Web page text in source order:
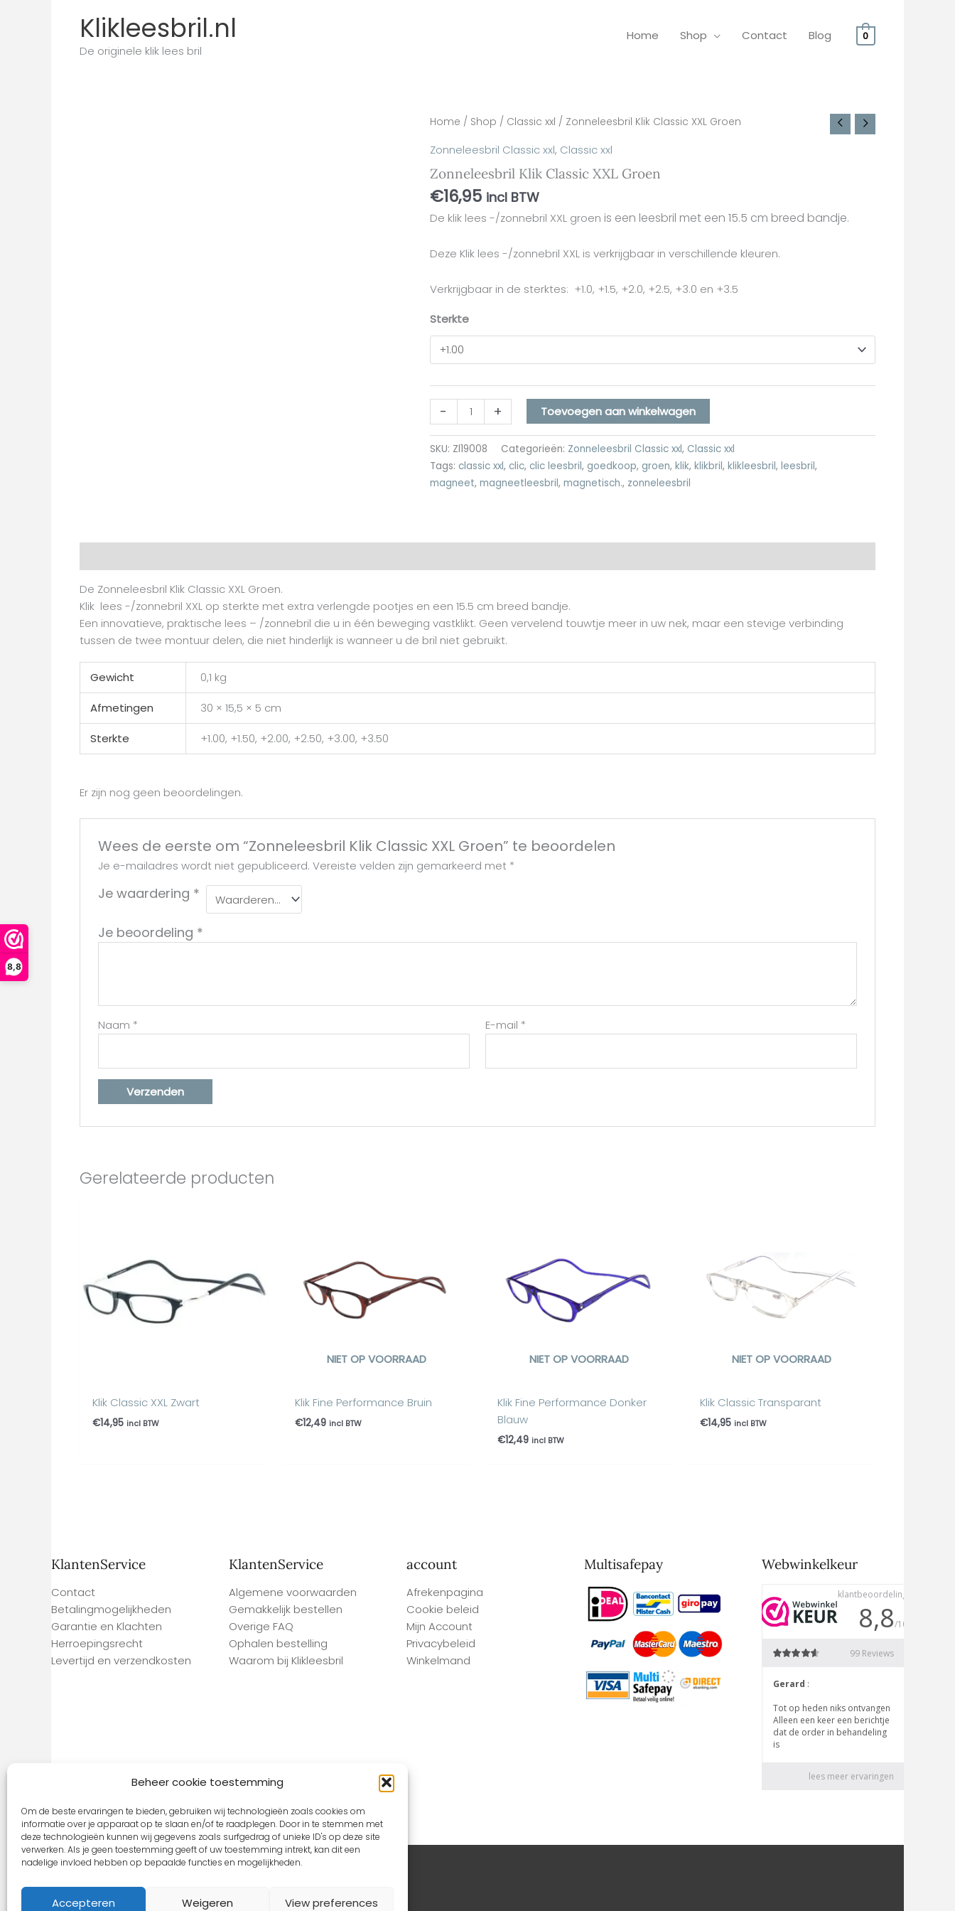
8,8
Beheer cookie toestemming
Om de beste ervaringen te bieden, gebruiken wij technologieën zoals cookies om
informatie over je apparaat op te slaan en/of te raadplegen. Door in te stemmen met
deze technologieën kunnen wij gegevens zoals surfgedrag of unieke ID's op deze site
verwerken. Als je geen toestemming geeft of uw toestemming intrekt, kan dit een
nadelige invloed hebben op bepaalde functies en mogelijkheden.
Accepteren Weigeren View preferences
Klikleesbril.nl
De originele klik lees bril
Home Shop Contact Blog 0
Home / Shop / Classic xxl / Zonneleesbril Klik Classic XXL Groen
Zonneleesbril Classic xxl, Classic xxl
Zonneleesbril Klik Classic XXL Groen
€16,95 incl BTW
De klik lees -/zonnebril XXL groen is een leesbril met een 15.5 cm breed bandje.
Deze Klik lees -/zonnebril XXL is verkrijgbaar in verschillende kleuren.
Verkrijgbaar in de sterktes: +1.0, +1.5, +2.0, +2.5, +3.0 en +3.5
Sterkte
-
Zonneleesbril
Classic
XXL
Groen
aantal
+ Toevoegen aan winkelwagen
SKU: Zl19008 Categorieën: Zonneleesbril Classic xxl, Classic xxl
Tags: classic xxl, clic, clic leesbril, goedkoop, groen, klik, klikbril, klikleesbril, leesbril,
magneet, magneetleesbril, magnetisch., zonneleesbril
De Zonneleesbril Klik Classic XXL Groen.
Klik lees -/zonnebril XXL op sterkte met extra verlengde pootjes en een 15.5 cm breed bandje.
Een innovatieve, praktische lees – /zonnebril die u in één beweging vastklikt. Geen vervelend touwtje meer in uw nek, maar een stevige verbinding
tussen de twee montuur delen, die niet hinderlijk is wanneer u de bril niet gebruikt.
Gewicht 0,1 kg
Afmetingen 30 × 15,5 × 5 cm
Sterkte +1.00, +1.50, +2.00, +2.50, +3.00, +3.50
Er zijn nog geen beoordelingen.
Wees de eerste om “Zonneleesbril Klik Classic XXL Groen” te beoordelen
Je e-mailadres wordt niet gepubliceerd. Vereiste velden zijn gemarkeerd met *
Je waardering *
Je beoordeling *
Naam * E-mail *
Gerelateerde producten
Klik Classic XXL Zwart
€14,95 incl BTW
NIET OP VOORRAAD
Klik Fine Performance Bruin
€12,49 incl BTW
NIET OP VOORRAAD
Klik Fine Performance Donker
Blauw
€12,49 incl BTW
NIET OP VOORRAAD
Klik Classic Transparant
€14,95 incl BTW
KlantenService
Contact
Betalingmogelijkheden
Garantie en Klachten
Herroepingsrecht
Levertijd en verzendkosten
KlantenService
Algemene voorwaarden
Gemakkelijk bestellen
Overige FAQ
Ophalen bestelling
Waarom bij Klikleesbril
account
Afrekenpagina
Cookie beleid
Mijn Account
Privacybeleid
Winkelmand
Multisafepay Webwinkelkeur
Copyright © 2026 Klikleesbril.nl | Site By